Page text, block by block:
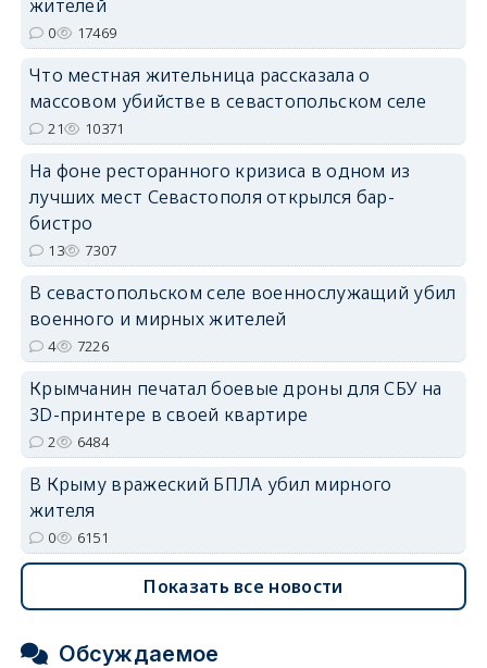
жителей
0 17469
Что местная жительница рассказала о
массовом убийстве в севастопольском селе
21 10371
На фоне ресторанного кризиса в одном из
лучших мест Севастополя открылся бар-
бистро
13 7307
В севастопольском селе военнослужащий убил
военного и мирных жителей
4 7226
Крымчанин печатал боевые дроны для СБУ на
3D-принтере в своей квартире
2 6484
В Крыму вражеский БПЛА убил мирного
жителя
0 6151
Показать все новости
Обсуждаемое